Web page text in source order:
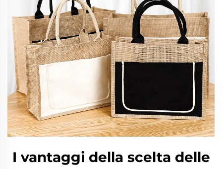
I vantaggi della scelta delle